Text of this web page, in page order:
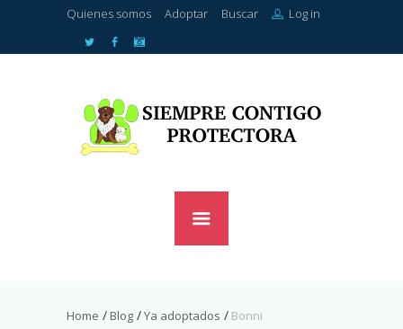
Quienes somos Adoptar Buscar Log in
Home Blog Ya adoptados Bonni